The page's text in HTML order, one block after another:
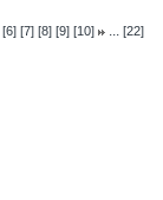
[6] [7] [8] [9] [10] ... [22]